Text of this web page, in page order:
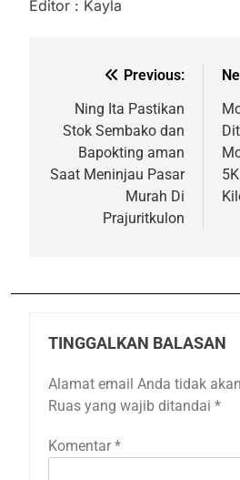
Editor : Kayla
Previous:
Ning Ita Pastikan
Stok Sembako dan
Bapokting aman
Saat Meninjau Pasar
Murah Di
Prajuritkulon
TINGGALKAN BALASAN
Alamat email Anda tidak
Ruas yang wajib ditandai *
Komentar *